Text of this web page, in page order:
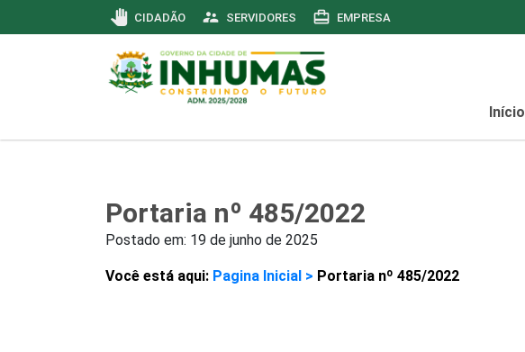
pan_tool CIDADÃO supervisor_account SERVIDORES card_travel EMPRESA
Início
Portaria nº 485/2022
Postado em: 19 de junho de 2025
Você está aqui: Pagina Inicial > Portaria nº 485/2022